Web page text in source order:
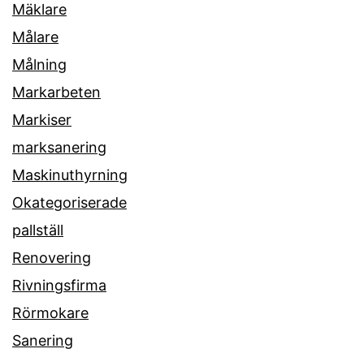
Mäklare
Målare
Målning
Markarbeten
Markiser
marksanering
Maskinuthyrning
Okategoriserade
pallställ
Renovering
Rivningsfirma
Rörmokare
Sanering